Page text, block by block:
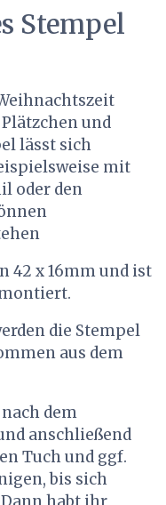
Stempel
und
lässt sich
mit
oder den
42 x 16mm und ist
die Stempel
aus dem
dem
anschließend
Tuch und ggf.
bis sich